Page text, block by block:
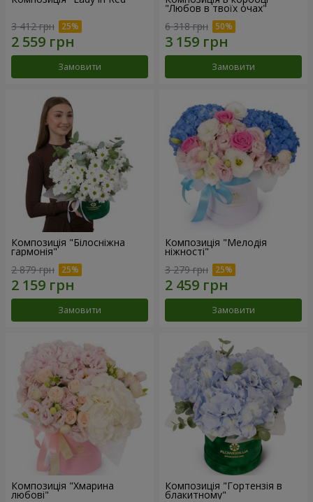
3 412 грн
Замовити
"Любов в твоїх очах"
6 318 грн
Замовити
Композиція "Білосніжна
гармонія"
2 879 грн
Замовити
Композиція "Мелодія
ніжності"
3 279 грн
Замовити
Композиція "Хмарина
любові"
Композиція "Гортензія в
блакитному"